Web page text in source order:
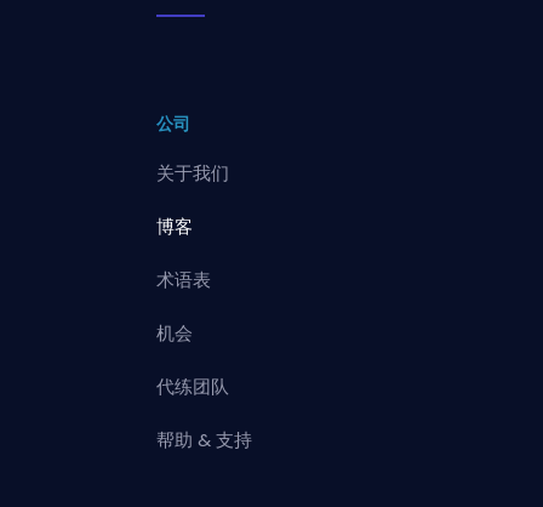
公司
关于我们
博客
术语表
机会
代练团队
帮助 & 支持